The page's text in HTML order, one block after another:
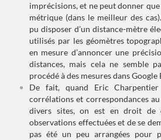
imprécisions, et ne peut donner
métrique (dans le meilleur des
pu disposer d’un distance-mètre
utilisés par les géomètres
en mesure d’annoncer une
distances, mais cela ne semble
procédé à des mesures dans Google
De fait, quand Eric
corrélations et correspondances
divers sites, on est en droit de
observations effectuées et de se
pas été un peu arrangées pour